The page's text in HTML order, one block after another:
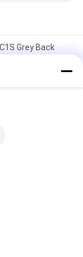
Grey Back
alta da
traseiro
para